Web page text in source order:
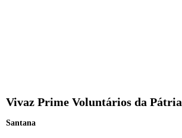
Vivaz Prime Voluntários da Pátria
Santana